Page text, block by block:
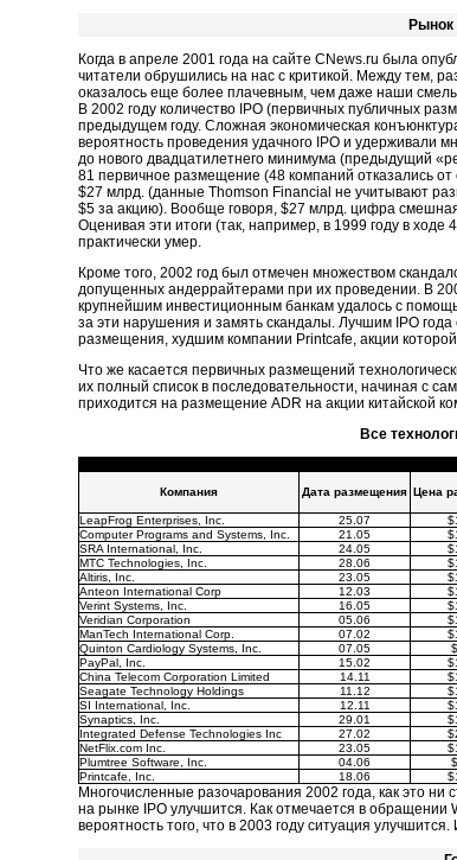
Рынок
Когда в апреле 2001 года на сайте CNews.ru была
читатели обрушились на нас с критикой. Между тем,
оказалось еще более плачевным, чем даже наши
В 2002 году количество IPO (первичных публичных
предыдущем году. Сложная экономическая
вероятность проведения удачного IPO и удерживали
до нового двадцатилетнего минимума (предыдущий
81 первичное размещение (48 компаний отказались
$27 млрд. (данные Thomson Financial не учитывают
$5 за акцию). Вообще говоря, $27 млрд. цифра
Оценивая эти итоги (так, например, в 1999 году в
практически умер.
Кроме того, 2002 год был отмечен множеством
допущенных андеррайтерами при их проведении. В
крупнейшим инвестиционным банкам удалось с
за эти нарушения и замять скандалы. Лучшим IPO
размещения, худшим компании Printcafe, акции
Что же касается первичных размещений
их полный список в последовательности, начиная с
приходится на размещение ADR на акции китайской
Все
Компания Дата размещения Цена
LeapFrog Enterprises, Inc. 25.07
Computer Programs and Systems, Inc.
21.05
SRA International, Inc.
24.05
MTC Technologies, Inc.
28.06
Altiris, Inc.
23.05
Anteon International Corp
12.03
Verint Systems, Inc.
16.05
Veridian Corporation
05.06
ManTech International Corp.
07.02
Quinton Cardiology Systems, Inc.
07.05
PayPal, Inc.
15.02
China Telecom Corporation Limited
14.11
Seagate Technology Holdings
11.12
SI International, Inc.
12.11
Synaptics, Inc.
29.01
Integrated Defense Technologies Inc
27.02
NetFlix.com Inc.
23.05
Plumtree Software, Inc.
04.06
Printcafe, Inc.
18.06
Многочисленные разочарования 2002 года, как это ни
на рынке IPO улучшится. Как отмечается в
вероятность того, что в 2003 году ситуация